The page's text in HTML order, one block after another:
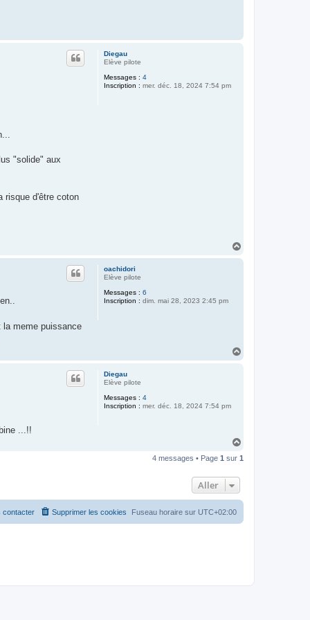
Diegau
Elève pilote
Messages : 4
Inscription : mer. déc. 18, 2024 7:54 pm
"solide" aux
risque d'être coton
oachidori
Elève pilote
Messages : 6
Inscription : dim. mai 28, 2023 2:45 pm
meme puissance
Diegau
Elève pilote
Messages : 4
Inscription : mer. déc. 18, 2024 7:54 pm
...!!
u
4 messages • Page 1 sur 1
Aller
Fuseau horaire sur UTC+02:00
Supprimer les cookies
contacter